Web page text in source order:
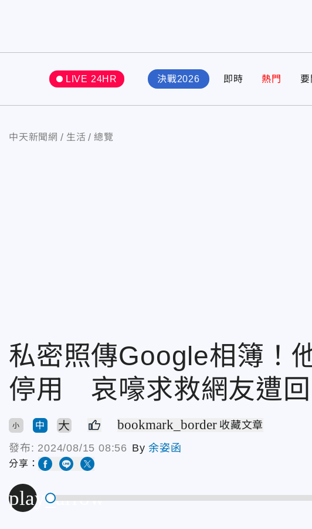
LIVE 24HR 決戰2026 即時 熱門 要
中天新聞網 生活 總覽
私密照傳Google相簿！
停用 哀嚎求救網友遭
小 中 大 bookmark_border 收藏文章
發布: 2024/08/15 08:56 By余姿函
分享：
play_arrow